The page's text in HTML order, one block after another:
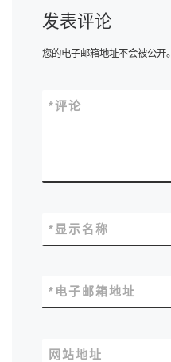
发表评论
您的电子邮箱地址不会被公开。
评论
*
显示名称
*
电子邮箱地址
*
网站地址